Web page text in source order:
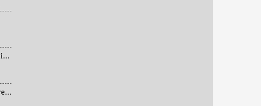
Konferenz für gleiche Rechte im Studierendenhaus auf dem Campus Bockenheim, veranstaltet vom linken Gruppen und Flüchtlingsinitiativen.
Kommunalwahlen für das Stadtparlament und die Ortsbeiräte. Schwarz-Grün verliert die Mehrheit im Römer. Die „Alternative für Deutschland“ (AfD) erreicht aus dem Stand knapp neun Prozent der gültigen Stimmen.